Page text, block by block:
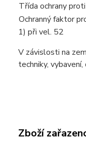
Třída ochrany
Ochranný faktor
1) při vel. 52
V závislosti na
techniky,
Zboží